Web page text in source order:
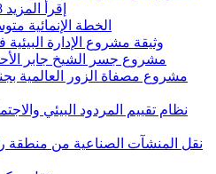
إقرأ المزيد
الخطة الإنمائية
وثيقة مشروع الإدارة
مشروع جسر الشيخ جابر
مشروع مصفاة الزور العالمية
نظام تقييم المردود البيئي
نقل المنشآت الصناعية من